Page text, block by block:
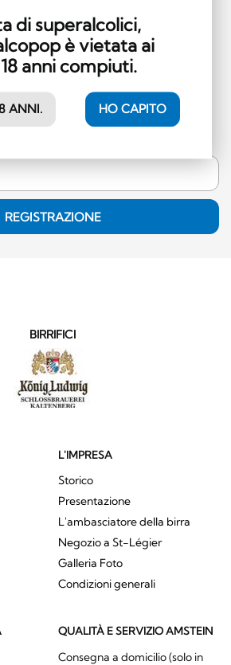
di superalcolici,
è vietata ai
anni compiuti.
ANNI. HO CAPITO
nostra newsletter e riceverete
su eventi e offerte speciali.
da 10 franchi svizzeri da
minimo di 50 franchi svizzeri,
superalcolici)!
REGISTRAZIONE
BIRRIFICI
L'IMPRESA
Storico
Presentazione
L'ambasciatore della birra
Negozio a St-Légier
Galleria Foto
Condizioni generali
QUALITÀ E SERVIZIO AMSTEIN
Consegna a domicilio (solo in